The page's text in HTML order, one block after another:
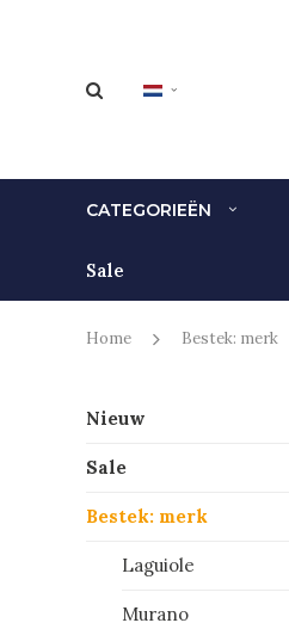
CATEGORIEËN
Sale
Home Bestek: merk
Nieuw
Sale
Bestek: merk
Laguiole
Murano